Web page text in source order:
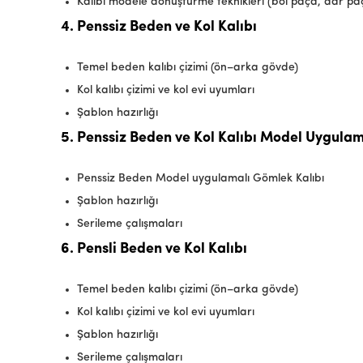
4. Penssiz Beden ve Kol Kalıbı
Temel beden kalıbı çizimi (ön–arka gövde)
Kol kalıbı çizimi ve kol evi uyumları
Şablon hazırlığı
5. Penssiz Beden ve Kol Kalıbı Model
Penssiz Beden Model uygulamalı Gömlek Kalıbı
Şablon hazırlığı
Serileme çalışmaları
6. Pensli Beden ve Kol Kalıbı
Temel beden kalıbı çizimi (ön–arka gövde)
Kol kalıbı çizimi ve kol evi uyumları
Şablon hazırlığı
Serileme çalışmaları